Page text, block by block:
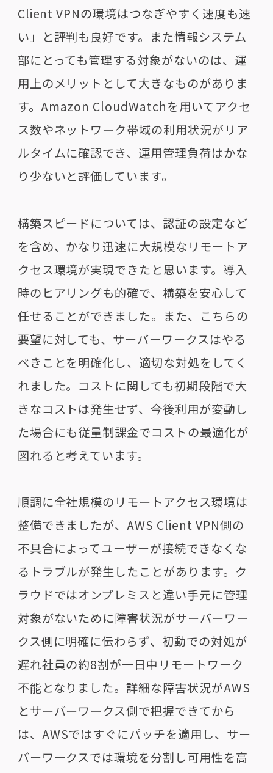
Client VPNの環境はつなぎやすく速度も速
い」と評判も良好です。また情報システム
部にとっても管理する対象がないのは、運
用上のメリットとして大きなものがありま
す。 Amazon CloudWatchを用いてアクセ
ス数やネットワーク帯域の利用状況がリア
ルタイムに確認でき、運用管理負荷はかな
り少ないと評価しています。
構築スピードについては、認証の設定など
を含め、かなり迅速に大規模なリモートア
クセス環境が実現できたと思います。導入
時のヒアリングも的確で、構築を安心して
任せることができました。また、こちらの
要望に対しても、サーバーワークスはやる
べきことを明確化し、適切な対処をしてく
れました。コストに関しても初期段階で大
きなコストは発生せず、今後利用が変動し
た場合にも従量制課金でコストの最適化が
図れると考えています。
順調に全社規模のリモートアクセス環境は
整備できましたが、AWS Client VPN側の
不具合によってユーザーが接続できなくな
るトラブルが発生したことがあります。ク
ラウドではオンプレミスと違い手元に管理
対象がないために障害状況がサーバーワー
クス側に明確に伝わらず、初動での対処が
遅れ社員の約8割が一日中リモートワーク
不能となりました。詳細な障害状況がAWS
とサーバーワークス側で把握できてから
は、 AWSではすぐにパッチを適用し、サー
バーワークスでは環境を分割し可用性を高